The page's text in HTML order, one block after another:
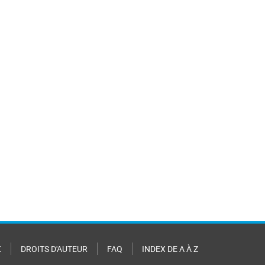
DROITS D'AUTEUR FAQ INDEX DE A À Z